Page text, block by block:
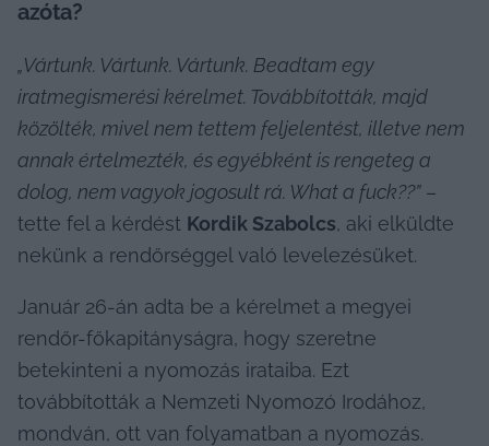
azóta?
„Vártunk. Vártunk. Vártunk. Beadtam egy
iratmegismerési kérelmet. Továbbították, majd
közölték, mivel nem tettem feljelentést, illetve nem
annak értelmezték, és egyébként is rengeteg a
dolog, nem vagyok jogosult rá. What a fuck??” –
tette fel a kérdést Kordik Szabolcs, aki elküldte
nekünk a rendőrséggel való levelezésüket.
Január 26-án adta be a kérelmet a megyei
rendőr-főkapitányságra, hogy szeretne
betekinteni a nyomozás irataiba. Ezt
továbbították a Nemzeti Nyomozó Irodához,
mondván, ott van folyamatban a nyomozás.